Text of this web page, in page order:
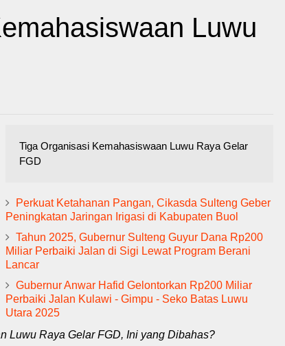
Luwu
Tiga Organisasi Kemahasiswaan Luwu Raya Gelar
FGD
Perkuat Ketahanan Pangan, Cikasda Sulteng Geber
Peningkatan Jaringan Irigasi di Kabupaten Buol
Tahun 2025, Gubernur Sulteng Guyur Dana Rp200
Miliar Perbaiki Jalan di Sigi Lewat Program Berani
Lancar
Gubernur Anwar Hafid Gelontorkan Rp200 Miliar
Perbaiki Jalan Kulawi - Gimpu - Seko Batas Luwu
Utara 2025
Luwu Raya Gelar FGD, Ini yang Dibahas?